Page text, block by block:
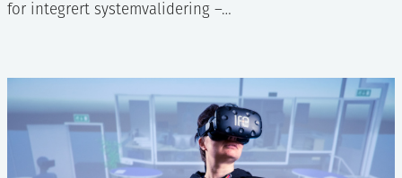
for integrert systemvalidering –…